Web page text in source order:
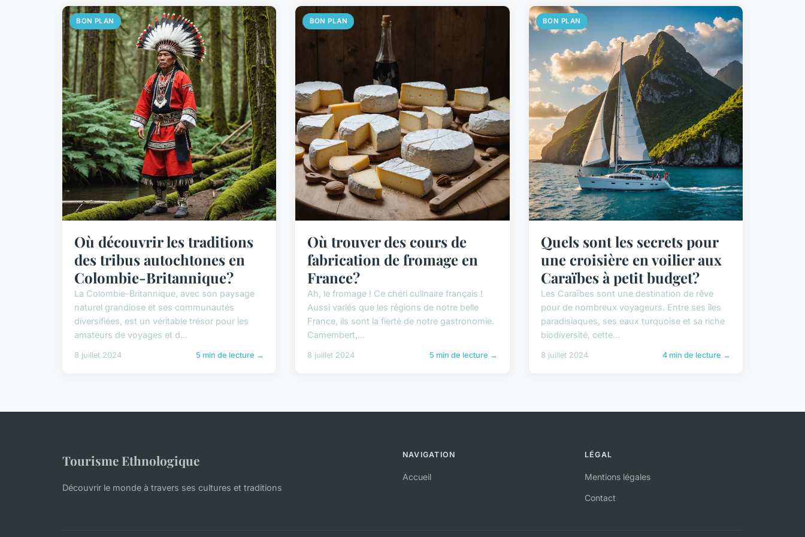
BON PLAN
Où découvrir les traditions
des tribus autochtones en
Colombie-Britannique?
La Colombie-Britannique, avec son paysage
naturel grandiose et ses communautés
diversifiées, est un véritable trésor pour les
amateurs de voyages et d...
8 juillet 2024 5 min de lecture →
BON PLAN
Où trouver des cours de
fabrication de fromage en
France?
Ah, le fromage ! Ce chéri culinaire français !
Aussi variés que les régions de notre belle
France, ils sont la fierté de notre gastronomie.
Camembert,...
8 juillet 2024 5 min de lecture →
BON PLAN
Quels sont les secrets pour
une croisière en voilier aux
Caraïbes à petit budget?
Les Caraïbes sont une destination de rêve
pour de nombreux voyageurs. Entre ses îles
paradisiaques, ses eaux turquoise et sa riche
biodiversité, cette...
8 juillet 2024 4 min de lecture →
Tourisme Ethnologique
Découvrir le monde à travers ses cultures et traditions
NAVIGATION
Accueil
LÉGAL
Mentions légales
Contact